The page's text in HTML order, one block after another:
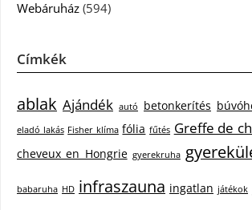
Webáruház (594)
Címkék
ablak Ajándék autó betonkerítés
eladó lakás Fisher klíma fólia fűtés Greffe de
cheveux en Hongrie gyerekruha
babaruha HD infraszauna ingatlan játékok